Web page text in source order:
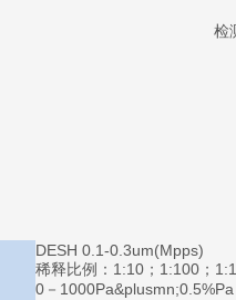
检
DESH 0.1-0.3um(Mpps)
稀释比例：1:10；1:100；
0－1000Pa&plusmn;0.5%Pa